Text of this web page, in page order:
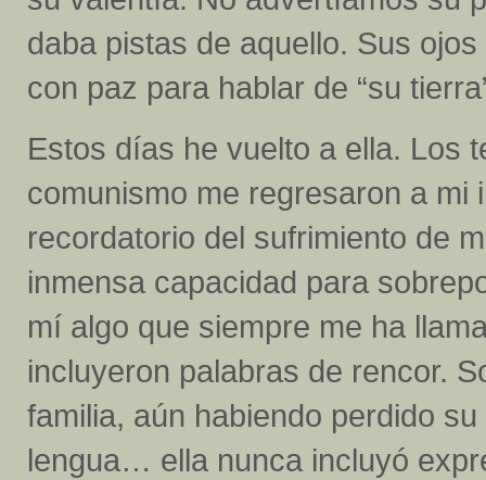
daba pistas de aquello. Sus
con paz para hablar de “su
Estos días he vuelto a ella. Los
comunismo me regresaron a mi
recordatorio del sufrimiento de
inmensa capacidad para
mí algo que siempre me ha
incluyeron palabras de rencor.
familia, aún habiendo perdido
lengua… ella nunca incluyó